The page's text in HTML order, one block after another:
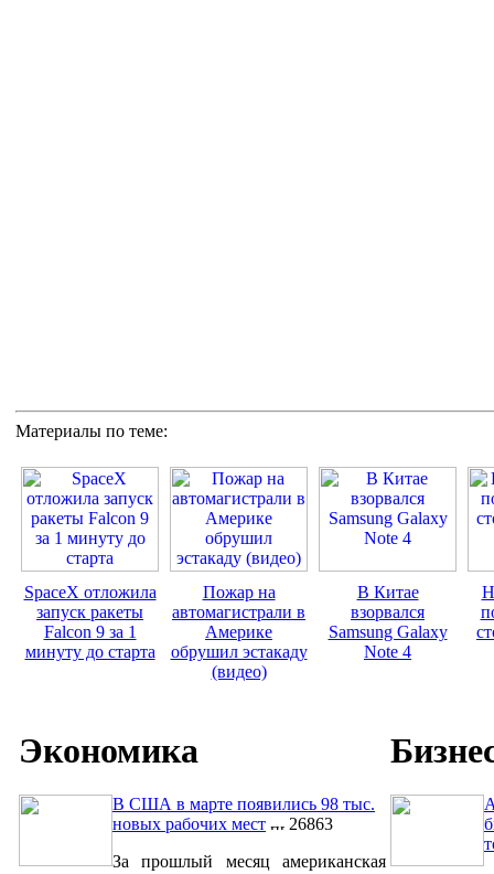
Материалы по теме:
SpaceX отложила
запуск ракеты
Falcon 9 за 1
минуту до старта
Пожар на
автомагистрали в
Америке
обрушил эстакаду
(видео)
В Китае
взорвался
Samsung Galaxy
Note 4
Экономика
В США в марте появились 98 тыс.
новых рабочих мест
26863
За прошлый месяц американская